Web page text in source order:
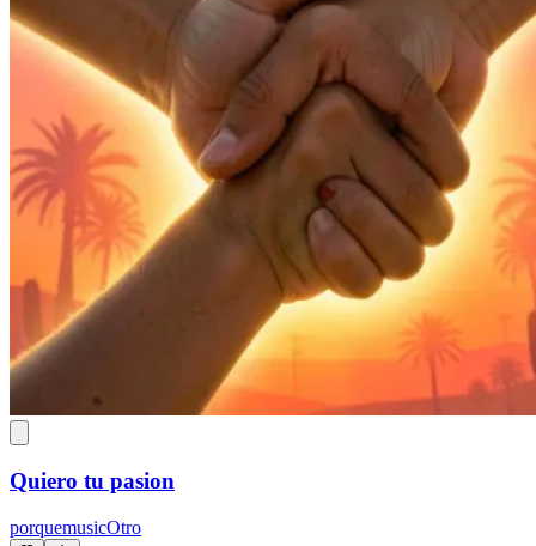
Quiero tu pasion
porquemusicOtro